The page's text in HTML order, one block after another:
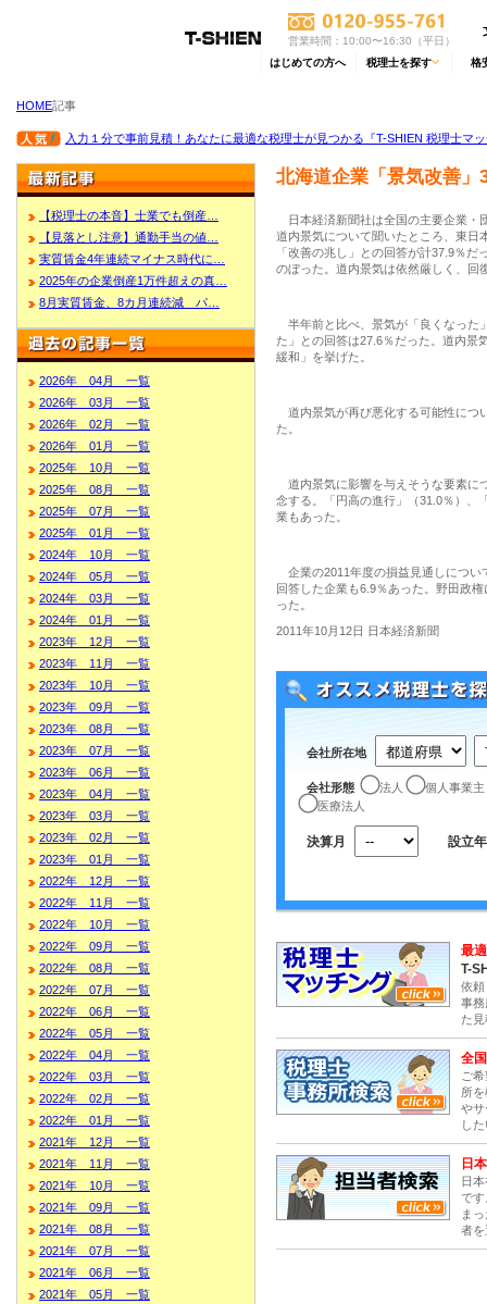
営業時間：10:00〜16:30（平日）
はじめての方へ 税理士を探す 格
HOME記事
入力１分で事前見積！あなたに最適な税理士が見つかる『T-SHIEN 税理士マ
【税理士の本音】士業でも倒産…
【見落とし注意】通勤手当の値…
実質賃金4年連続マイナス時代に…
2025年の企業倒産1万件超えの真…
8月実質賃金、8カ月連続減 パ…
2026年 04月 一覧
2026年 03月 一覧
2026年 02月 一覧
2026年 01月 一覧
2025年 10月 一覧
2025年 08月 一覧
2025年 07月 一覧
2025年 01月 一覧
2024年 10月 一覧
2024年 05月 一覧
2024年 03月 一覧
2024年 01月 一覧
2023年 12月 一覧
2023年 11月 一覧
2023年 10月 一覧
2023年 09月 一覧
2023年 08月 一覧
2023年 07月 一覧
2023年 06月 一覧
2023年 04月 一覧
2023年 03月 一覧
2023年 02月 一覧
2023年 01月 一覧
2022年 12月 一覧
2022年 11月 一覧
2022年 10月 一覧
2022年 09月 一覧
2022年 08月 一覧
2022年 07月 一覧
2022年 06月 一覧
2022年 05月 一覧
2022年 04月 一覧
2022年 03月 一覧
2022年 02月 一覧
2022年 01月 一覧
2021年 12月 一覧
2021年 11月 一覧
2021年 10月 一覧
2021年 09月 一覧
2021年 08月 一覧
2021年 07月 一覧
2021年 06月 一覧
2021年 05月 一覧
北海道企業「景気改善」
日本経済新聞社は全国の主要企業・
道内景気について聞いたところ、東日
「改善の兆し」との回答が計37.9％
のぼった。道内景気は依然厳しく、回
半年前と比べ、景気が「良くなった
た」との回答は27.6％だった。道内景
緩和」を挙げた。
道内景気が再び悪化する可能性につ
た。
道内景気に影響を与えそうな要素に
念する。「円高の進行」（31.0％）、
業もあった。
企業の2011年度の損益見通しについ
回答した企業も6.9％あった。野田政
った。
2011年10月12日 日本経済新聞
会社所在地
会社形態 法人
個人事業主
医療法人
決算月 設立年
最適
T-
依頼
事務
た
全
ご
所
やサ
し
日
日
です
ま
者を